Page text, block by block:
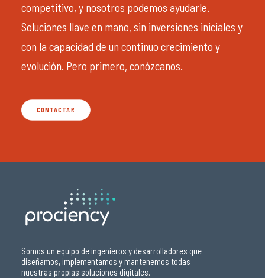
competitivo, y nosotros podemos ayudarle.
Soluciones llave en mano, sin inversiones iniciales y
con la capacidad de un continuo crecimiento y
evolución. Pero primero, conózcanos.
CONTACTAR
Somos un equipo de ingenieros y desarrolladores que
diseñamos, implementamos y mantenemos todas
nuestras propias soluciones digitales.